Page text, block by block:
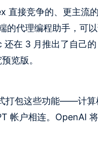
直接竞争的、更主流
的代理编程助手，可
在 3 月推出了自己
览版。
打包这些功能——计算
帐户相连。OpenAI